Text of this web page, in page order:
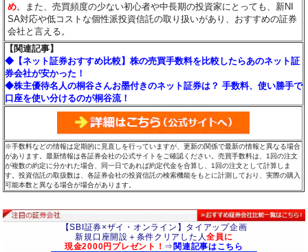
め。また、売買頻度の少ない初心者や中長期の投資家にとっても、新NI
SA対応や低コストな個性派投資信託の取り扱いがあり、おすすめの証券
会社と言える。
【関連記事】
◆【ネット証券おすすめ比較】株の売買手数料を比較したらあのネット証
券会社が安かった！
◆株主優待名人の桐谷さんお墨付きのネット証券は？ 手数料、使い勝手で
口座を使い分けるのが桐谷流！
※手数料などの情報は定期的に見直しを行っていますが、更新の関係で最新の情報と異なる場合
があります。最新情報は各証券会社の公式サイトをご確認ください。売買手数料は、1回の注文
が複数の約定に分かれた場合、同一日であれば約定代金を合算し、1回の注文として計算しま
す。投資信託の取扱数は、各証券会社の投資信託の検索機能をもとに計測しており、実際の購入
可能本数と異なる場合が場合があります。
【SBI証券×ザイ・オンライン】タイアップ企画
新規口座開設＋条件クリアした人全員に
現金2000円プレゼント！ ⇒ 関連記事はこちら